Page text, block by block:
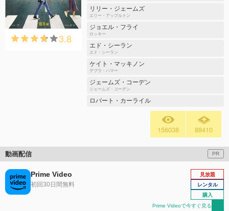
3.8
リリー・ジェームズ
エリー・アップルトン
ジョエル・フライ
ロッキー
エド・シーラン
エド・シーラン
ケイト・マッキノン
デブラ・ハマー
ジェームズ・コーデン
ジェームズ・コーデン
ロバート・カーライル
156038 88410
動画配信 PR
Prime Video
初回30日間無料
見放題
レンタル
購入
Prime Videoで今すぐ見る